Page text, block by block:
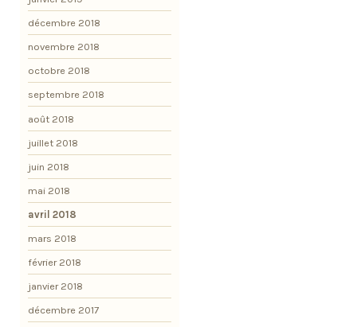
décembre 2018
novembre 2018
octobre 2018
septembre 2018
août 2018
juillet 2018
juin 2018
mai 2018
avril 2018
mars 2018
février 2018
janvier 2018
décembre 2017